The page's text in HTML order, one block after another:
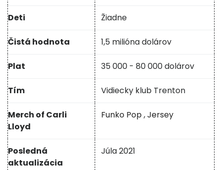
Deti Žiadne
Čistá hodnota 1,5 milióna dolárov
Plat 35 000 - 80 000 dolárov
Tím Vidiecky klub Trenton
Merch of Carli
Lloyd
Funko Pop,Jersey
Posledná
aktualizácia
Júla 2021